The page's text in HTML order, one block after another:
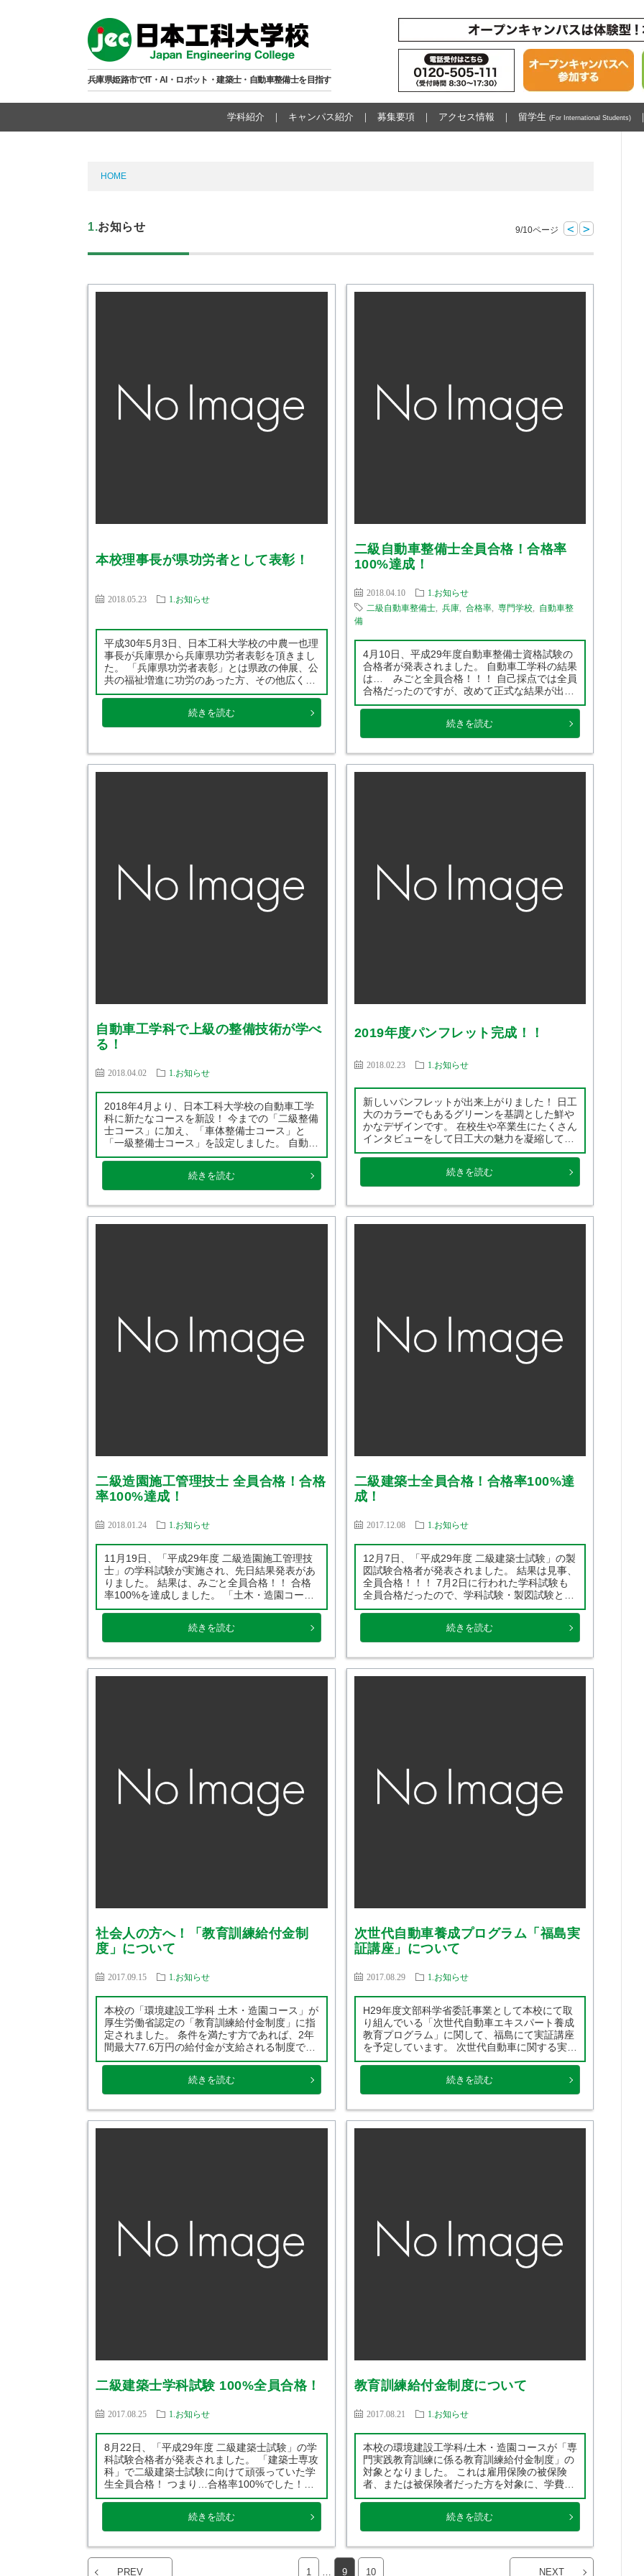
兵庫県姫路市でIT・AI・ロボット・建築士・自動車整備士を目指す
学科紹介 キャンパス紹介 募集要項 アクセス情報 留学生 (For International Students)
HOME
1.お知らせ 9/10ページ < >
本校理事長が県功労者として表彰！
2018.05.23 1.お知らせ
平成30年5月3日、日本工科大学校の中農一也理
事長が兵庫県から兵庫県功労者表彰を頂きまし
た。 「兵庫県功労者表彰」とは県政の伸展、公
共の福祉増進に功労のあった方、その他広く県
民の模範となった方を、知事が県民を代表して
術教育功労」は、日本工科大学校の教育が高
[…]
続きを読む
二級自動車整備士全員合格！合格率
100%達成！
2018.04.10
1.お知らせ
二級自動車整備士, 兵庫, 合格率 専門学校,
自動車整
備
4月10日、平成29年度自動車整備士資格試験の
合格者が発表されました。 自動車工学科の結果
は… みごと全員合格！！！ 自己採点では全員
合格だったのですが、改めて正式な結果が出ま
して安心しました。 4月1日からそれぞれの就
格を持ったプロとして羽ばたいて欲しいで […]
続きを読む
自動車工学科で上級の整備技術が学べ
る！
2018.04.02 1.お知らせ
2018年4月より、日本工科大学校の自動車工学
科に新たなコースを新設！ 今までの「二級整備
士コース」に加え、「車体整備士コース」と
「一級整備士コース」を設定しました。 自動車
工学科1年生の時から選択コースの実習を学ぶ
進路に応じた指導を行いますので、2年間で
[…]
続きを読む
2019年度パンフレット完成！！
2018.02.23 1.お知らせ
新しいパンフレットが出来上がりました！ 日工
大のカラーでもあるグリーンを基調とした鮮や
かなデザインです。 在校生や卒業生にたくさん
インタビューをして日工大の魅力を凝縮してい
ますので、ぜひご覧ください！ 説明会や資料
します。 一緒に勉強できる日を […]
続きを読む
二級造園施工管理技士 全員合格！合格
率100%達成！
2018.01.24 1.お知らせ
11月19日、「平成29年度 二級造園施工管理技
士」の学科試験が実施され、先日結果発表があ
りました。 結果は、みごと全員合格！！ 合格
率100%を達成しました。 「土木・造園コー
ス」のみんな、本当におめでとう！ 環境建設
続きを読む
二級建築士全員合格！合格率100%達
成！
2017.12.08 1.お知らせ
12月7日、「平成29年度 二級建築士試験」の製
図試験合格者が発表されました。 結果は見事、
全員合格！！！ 7月2日に行われた学科試験も
全員合格だったので、学科試験・製図試験とも
に100%合格を達成しました！ 全国平均24.3%
た「建築士専攻科」のみんな、本 […]
続きを読む
社会人の方へ！「教育訓練給付金制
度」について
2017.09.15 1.お知らせ
本校の「環境建設工学科 土木・造園コース」が
厚生労働省認定の「教育訓練給付金制度」に指
定されました。 条件を満たす方であれば、2年
間最大77.6万円の給付金が支給される制度で
す。 ◆対象となる方 ・環境建設工学科 土木造
入学時65歳未満であること ・20 […]
続きを読む
次世代自動車養成プログラム「福島実
証講座」について
2017.08.29 1.お知らせ
H29年度文部科学省委託事業として本校にて取
り組んでいる「次世代自動車エキスパート養成
教育プログラム」に関して、福島にて実証講座
を予定しています。 次世代自動車に関する実践
的な知識・技術・技能を身に付けた整備士を養
様々な地域で実証講座として実施する取り組み
を […]
続きを読む
二級建築士学科試験 100%全員合格！
2017.08.25 1.お知らせ
8月22日、「平成29年度 二級建築士試験」の学
科試験合格者が発表されました。 「建築士専攻
科」で二級建築士試験に向けて頑張っていた学
生全員合格！ つまり…合格率100%でした！
(全国平均36.6%) みんな、本当におめでと
図試験に向けて猛勉強中です。 […]
続きを読む
教育訓練給付金制度について
2017.08.21 1.お知らせ
本校の環境建設工学科/土木・造園コースが「専
門実践教育訓練に係る教育訓練給付金制度」の
対象となりました。 これは雇用保険の被保険
者、または被保険者だった方を対象に、学費の
一部が給付される制度となります。 現在社会人
度ご検討頂ける事をオススメします。 ※給付対
[…]
続きを読む
PREV 1 … 9 10 NEXT